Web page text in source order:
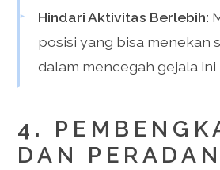
Hindari Aktivitas Berlebih:
posisi yang bisa menekan
dalam mencegah gejala ini
4.
DAN